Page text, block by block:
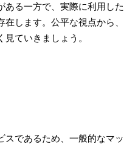
ある一方で、実際に利用した
します。公平な視点から、
ていきましょう。
スであるため、一般的なマッ